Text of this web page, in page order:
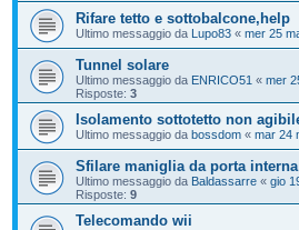
Rifare tetto e sottobalcone,help
Ultimo messaggio da Lupo83 « mer 25
Tunnel solare
Ultimo messaggio da ENRICO51 « mer
Risposte: 3
Isolamento sottotetto non
Ultimo messaggio da bossdom « mar 24
Sfilare maniglia da porta interna
Ultimo messaggio da Baldassarre « gio
Risposte: 9
Telecomando wii